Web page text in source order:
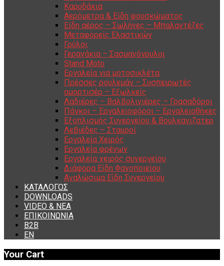
Καρυδάκια
Αερόμετρα & Είδη φουσκώματος
Είδη αέρος – Σωλήνες – Μπαλαντέζες
Μεταφορείς Ελαστικών
Γρύλοι
Γερανάκια – Σασμανόγρυλοι
Stand Moto
Εργαλεία για μοτοσικλέτα
Πρέσσες ρουλεμάν – Συσπειρωτές
αμορτισέρ – Εξωλκείς
Λαδιέρες – Βαλβολινιέρες – Γρασαδόροι
Πάγκοι – Εργαλειοφόροι – Εργαλειοθήκες
Εξοπλισμός Συνεργείου & Βουλκανιζατερ
Λεβιέδες – Σταυροί
Εργαλεία Χειρός
Εργαλεία φρένων
Εργαλεία χειρός συνεργείου
Διάφορα Είδη Φανοποιείου
Αναλώσιμα Είδη Συνεργείου
ΚΑΤΑΛΟΓΟΣ
DOWNLOADS
VIDEO & ΝΕΑ
ΕΠΙΚΟΙΝΩΝΙΑ
B2B
ΕΝ
Your Cart